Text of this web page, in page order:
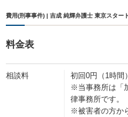
費用(刑事事件) | 吉成 純輝弁護士 東京スター
料金表
相談料
初回0円（1時間）
※当事務所は「
律事務所です。
※被害者の方か